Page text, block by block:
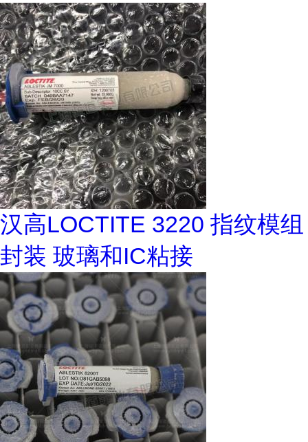
汉高LOCTITE 3220 指纹模组
封装 玻璃和IC粘接